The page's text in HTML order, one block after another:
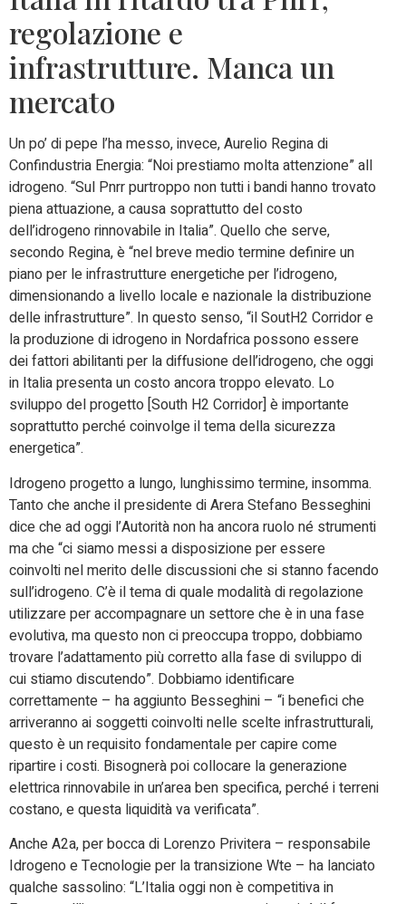
regolazione e
infrastrutture. Manca un
mercato
Un po’ di pepe l’ha messo, invece, Aurelio Regina di
Confindustria Energia: “Noi prestiamo molta attenzione” all
idrogeno. “Sul Pnrr purtroppo non tutti i bandi hanno trovato
piena attuazione, a causa soprattutto del costo
dell’idrogeno rinnovabile in Italia”. Quello che serve,
secondo Regina, è “nel breve medio termine definire un
piano per le infrastrutture energetiche per l’idrogeno,
dimensionando a livello locale e nazionale la distribuzione
delle infrastrutture”. In questo senso, “il SoutH2 Corridor e
la produzione di idrogeno in Nordafrica possono essere
dei fattori abilitanti per la diffusione dell’idrogeno, che oggi
in Italia presenta un costo ancora troppo elevato. Lo
sviluppo del progetto [South H2 Corridor] è importante
soprattutto perché coinvolge il tema della sicurezza
energetica”.
Idrogeno progetto a lungo, lunghissimo termine, insomma.
Tanto che anche il presidente di Arera Stefano Besseghini
dice che ad oggi l’Autorità non ha ancora ruolo né strumenti
ma che “ci siamo messi a disposizione per essere
coinvolti nel merito delle discussioni che si stanno facendo
sull’idrogeno. C’è il tema di quale modalità di regolazione
utilizzare per accompagnare un settore che è in una fase
evolutiva, ma questo non ci preoccupa troppo, dobbiamo
trovare l’adattamento più corretto alla fase di sviluppo di
cui stiamo discutendo”. Dobbiamo identificare
correttamente – ha aggiunto Besseghini – “i benefici che
arriveranno ai soggetti coinvolti nelle scelte infrastrutturali,
questo è un requisito fondamentale per capire come
ripartire i costi. Bisognerà poi collocare la generazione
elettrica rinnovabile in un’area ben specifica, perché i terreni
costano, e questa liquidità va verificata”.
Anche A2a, per bocca di Lorenzo Privitera – responsabile
Idrogeno e Tecnologie per la transizione Wte – ha lanciato
qualche sassolino: “L’Italia oggi non è competitiva in